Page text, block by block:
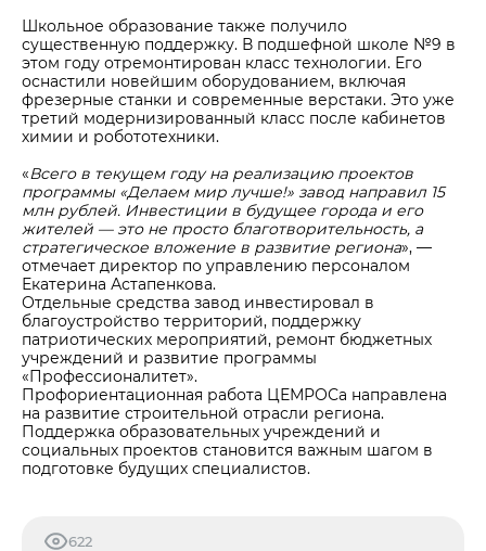
Школьное образование также получило
существенную поддержку. В подшефной школе №9 в
этом году отремонтирован класс технологии. Его
оснастили новейшим оборудованием, включая
фрезерные станки и современные верстаки. Это уже
третий модернизированный класс после кабинетов
химии и робототехники.
«Всего в текущем году на реализацию проектов
программы «Делаем мир лучше!» завод направил 15
млн рублей. Инвестиции в будущее города и его
жителей — это не просто благотворительность, а
стратегическое вложение в развитие региона», —
отмечает директор по управлению персоналом
Екатерина Астапенкова.
Отдельные средства завод инвестировал в
благоустройство территорий, поддержку
патриотических мероприятий, ремонт бюджетных
учреждений и развитие программы
«Профессионалитет».
Профориентационная работа ЦЕМРОСа направлена
на развитие строительной отрасли региона.
Поддержка образовательных учреждений и
социальных проектов становится важным шагом в
подготовке будущих специалистов.
622